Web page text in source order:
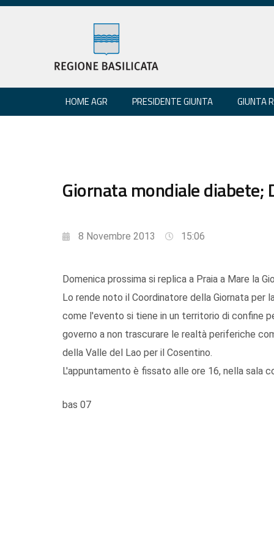
HOME AGR PRESIDENTE GIUNTA GIUNTA
Giornata mondiale
8 Novembre 2013 15:06
Domenica prossima si replica a Praia a Mare la
Lo rende noto il Coordinatore della Giornata per
come l'evento si tiene in un territorio di confine
governo a non trascurare le realtà periferiche
della Valle del Lao per il Cosentino.
L'appuntamento è fissato alle ore 16, nella sala
bas 07